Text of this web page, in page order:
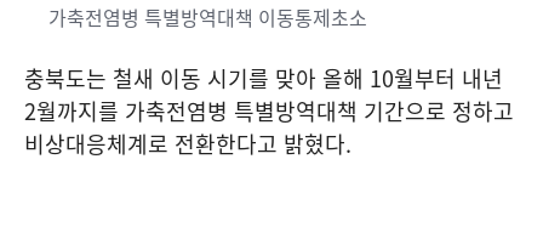
가축전염병 특별방역대책 이동통제초소
충북도는 철새 이동 시기를 맞아 올해 10월부터 내년
2월까지를 가축전염병 특별방역대책 기간으로 정하고
비상대응체계로 전환한다고 밝혔다.